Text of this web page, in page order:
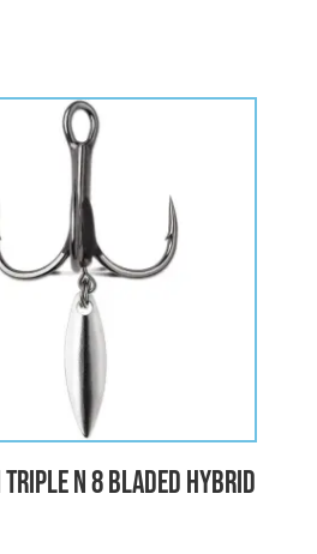
Triple n 8 Bladed Hybrid